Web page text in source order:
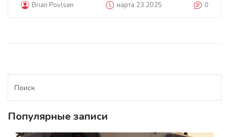
реставрируются и вдохновляют.
Brian Povlsen марта 23 2025 0
Популярные записи